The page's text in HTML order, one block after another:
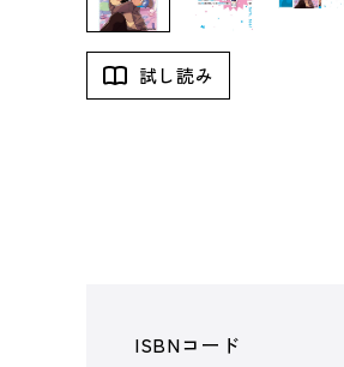
試し読み
ISBNコード